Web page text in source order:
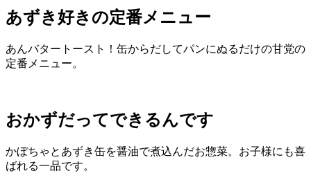
あずき好きの定番メニュー
あんバタートースト！缶からだしてパンにぬるだけの甘党の
定番メニュー。
おかずだってできるんです
かぼちゃとあずき缶を醤油で煮込んだお惣菜。お子様にも喜
ばれる一品です。